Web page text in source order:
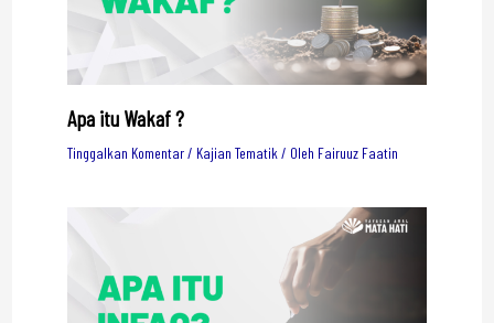
Apa itu Wakaf ?
Tinggalkan Komentar/ Kajian Tematik/ Oleh Fairuuz Faatin